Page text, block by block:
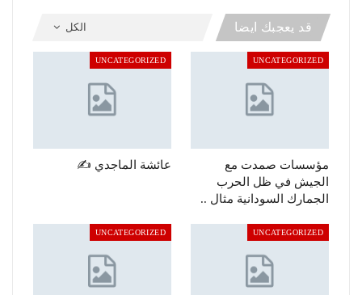
الكل قد يعجبك ايضا
UNCATEGORIZED
مؤسسات صمدت مع
الجيش في ظل الحرب
الجمارك السودانية مثال ..
UNCATEGORIZED
عائشة الماجدي ✍️
UNCATEGORIZED
UNCATEGORIZED